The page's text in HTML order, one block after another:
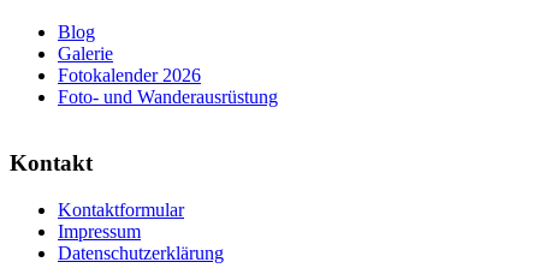
Blog
Galerie
Fotokalender 2026
Foto- und Wanderausrüstung
Kontakt
Kontaktformular
Impressum
Datenschutzerklärung